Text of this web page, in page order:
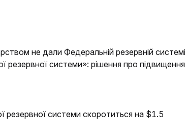
не дали Федеральній резервній системі
резервної системи»: рішення про підвищення
резервної системи скоротиться на $1.5